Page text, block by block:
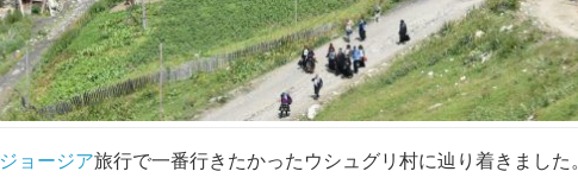
ジョージア旅行で一番行きたかったウシュグリ村に辿り着きました。